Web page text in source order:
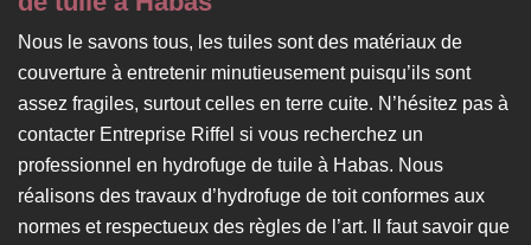
Nous le savons tous, les tuiles sont des matériaux de
couverture à entretenir minutieusement puisqu’ils sont
assez fragiles, surtout celles en terre cuite. N’hésitez pas à
contacter Entreprise Riffel si vous recherchez un
professionnel en hydrofuge de tuile à Habas. Nous
réalisons des travaux d’hydrofuge de toit conformes aux
normes et respectueux des règles de l’art. Il faut savoir que